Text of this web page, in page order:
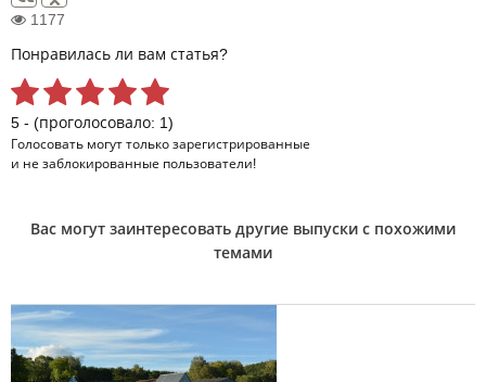
1177
Понравилась ли вам статья?
5 - (проголосовало: 1)
Голосовать могут только зарегистрированные
и не заблокированные пользователи!
Вас могут заинтересовать другие выпуски с похожими
темами